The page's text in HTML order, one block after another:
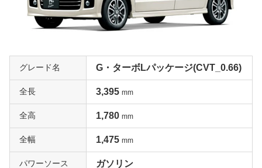
グレード名 G・ターボLパッケージ(CVT_0.66)
全長 3,395 mm
全高 1,780 mm
全幅 1,475 mm
パワーソース ガソリン